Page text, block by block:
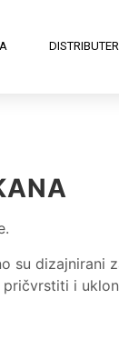
su dizajnirani
pričvrstiti i